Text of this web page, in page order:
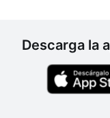
Descarga la